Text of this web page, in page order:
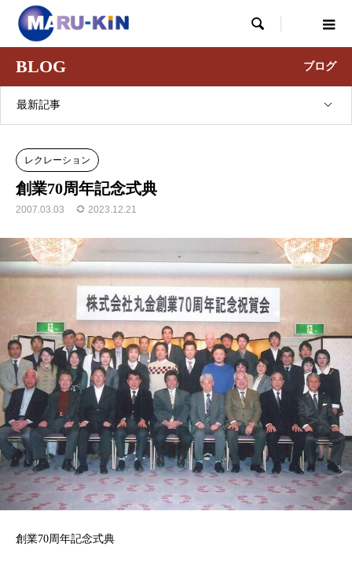

BLOG ブログ
最新記事
レクレーション
創業70周年記念式典
2007.03.03 2023.12.21
創業70周年記念式典